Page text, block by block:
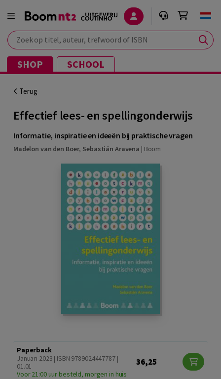
Zoek op titel, auteur, trefwoord of ISBN
SHOP SCHOOL
Terug
Effectief lees- en spellingonderwijs
Informatie, inspiratie en ideeën bij praktische vragen
Madelon van den Boer, Sebastián Aravena | Boom
Paperback
Januari 2023 | ISBN 9789024447787 |
01.01
Voor 21:00 uur besteld, morgen in huis
36,25